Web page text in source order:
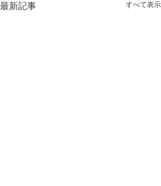
最新記事 すべて表示